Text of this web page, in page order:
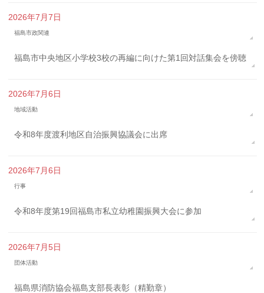
2026年7月7日
福島市政関連
福島市中央地区小学校3校の再編に向けた第1回対話集会を傍聴
2026年7月6日
地域活動
令和8年度渡利地区自治振興協議会に出席
2026年7月6日
行事
令和8年度第19回福島市私立幼稚園振興大会に参加
2026年7月5日
団体活動
福島県消防協会福島支部長表彰（精勤章）